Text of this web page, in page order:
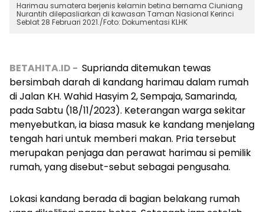
Harimau sumatera berjenis kelamin betina bernama Ciuniang
Nurantih dilepasliarkan di kawasan Taman Nasional Kerinci
Seblat 28 Februari 2021./Foto: Dokumentasi KLHK
BETAHITA.ID - Suprianda ditemukan tewas
bersimbah darah di kandang harimau dalam rumah
di Jalan KH. Wahid Hasyim 2, Sempaja, Samarinda,
pada Sabtu (18/11/2023). Keterangan warga sekitar
menyebutkan, ia biasa masuk ke kandang menjelang
tengah hari untuk memberi makan. Pria tersebut
merupakan penjaga dan perawat harimau si pemilik
rumah, yang disebut-sebut sebagai pengusaha.
Lokasi kandang berada di bagian belakang rumah